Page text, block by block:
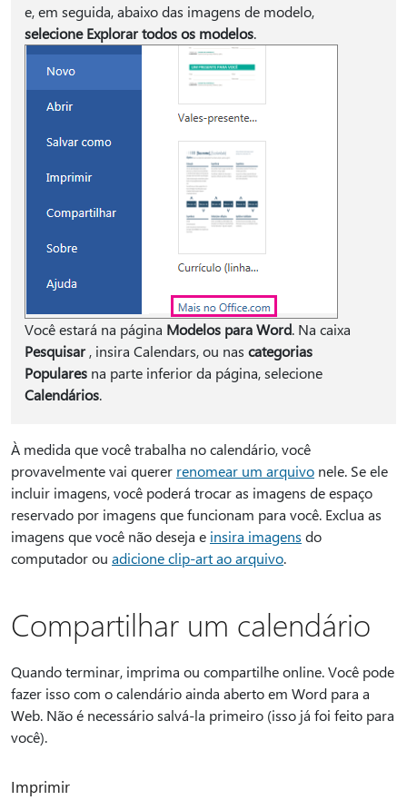
e, em seguida, abaixo das imagens de modelo,
selecione Explorar todos os modelos.
Você estará na página Modelos para Word. Na caixa
Pesquisar, insira Calendars, ou nas categorias
Popularesna parte inferior da página, selecione
Calendários.
À medida que você trabalha no calendário, você
provavelmente vai querer renomear um arquivo nele. Se ele
incluir imagens, você poderá trocar as imagens de espaço
reservado por imagens que funcionam para você. Exclua as
imagens que você não deseja e insira imagens do
computador ou adicione clip-art ao arquivo.
Compartilhar um calendário
Quando terminar, imprima ou compartilhe online. Você pode
fazer isso com o calendário ainda aberto em Word para a
Web. Não é necessário salvá-la primeiro (isso já foi feito para
você).
Imprimir